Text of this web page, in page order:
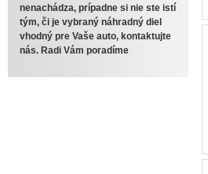
nenachádza, prípadne si nie ste istí
tým, či je vybraný náhradný diel
vhodný pre Vaše auto, kontaktujte
nás. Radi Vám poradíme